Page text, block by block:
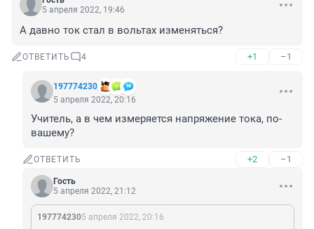
5 апреля 2022, 19:46
А давно ток стал в вольтах изменяться?
ОТВЕТИТЬ 4 +1 –1
197774230
5 апреля 2022, 20:16
Учитель, а в чем измеряется напряжение тока, по-
вашему?
ОТВЕТИТЬ +2 –1
Гость
5 апреля 2022, 21:12
1977742305 апреля 2022, 20:16